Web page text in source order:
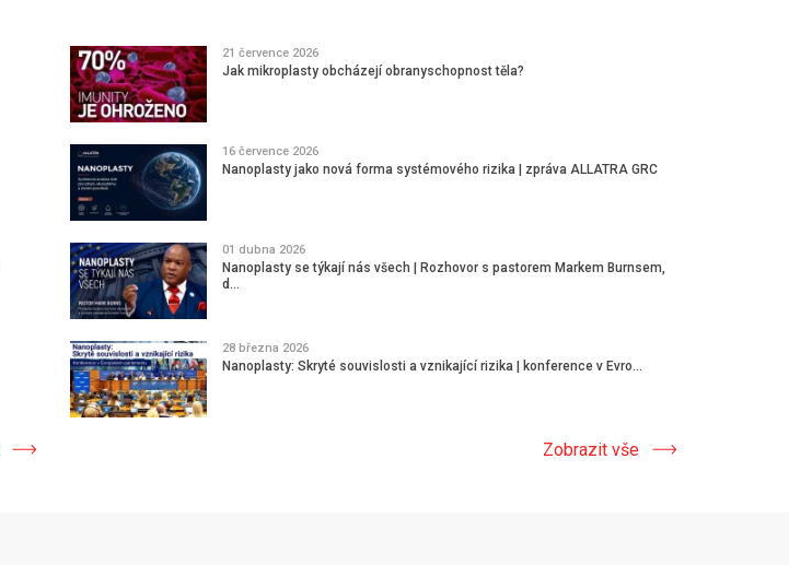
21 července 2026
Jak mikroplasty obcházejí obranyschopnost těla?
16 července 2026
Nanoplasty jako nová forma systémového rizika | zpráva ALLATRA GRC
01 dubna 2026
Nanoplasty se týkají nás všech | Rozhovor s pastorem Markem Burnsem,
d...
28 března 2026
Nanoplasty: Skryté souvislosti a vznikající rizika | konference v Evro...
Zobrazit vše